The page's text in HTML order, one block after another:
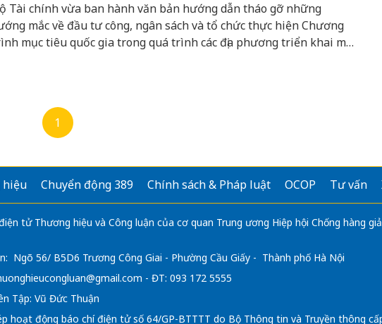
Tài chính vừa ban hành văn bản hướng dẫn tháo gỡ những
mắc về đầu tư công, ngân sách và tổ chức thực hiện Chương
mục tiêu quốc gia trong quá trình các địa phương triển khai mô
1
hiệu Chuyển động 389 Chính sách & Pháp luật OCOP Tư vấn
tử Thương hiệu và Công luận của cơ quan Trung ương Hiệp hội Chống hàng
Ngõ 56/ B5D6 Trương Công Giai - Phường Cầu Giấy - Thành phố Hà Nội
- ĐT: 093 172 5555
Tập: Vũ Đức Thuận
hoạt động báo chí điện tử số 64/GP-BTTTT do Bộ Thông tin và Truyền thông